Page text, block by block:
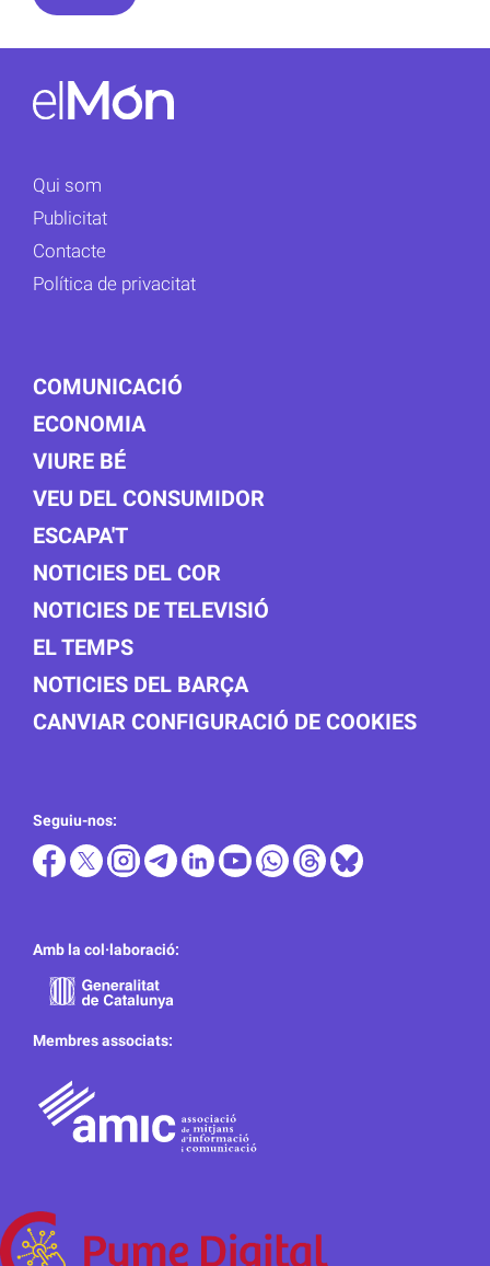
Qui som
Publicitat
Contacte
Política de privacitat
COMUNICACIÓ
ECONOMIA
VIURE BÉ
VEU DEL CONSUMIDOR
ESCAPA'T
NOTICIES DEL COR
NOTICIES DE TELEVISIÓ
EL TEMPS
NOTICIES DEL BARÇA
CANVIAR CONFIGURACIÓ DE COOKIES
Seguiu-nos:
Amb la col·laboració:
Membres associats: